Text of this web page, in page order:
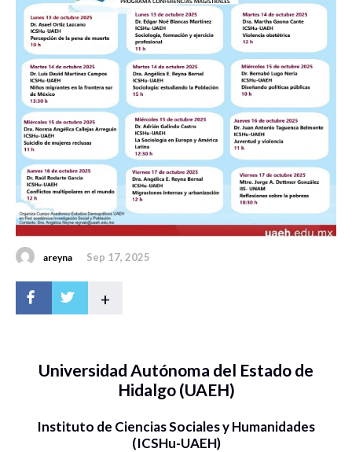
areyna Sep 17, 2025
+
Universidad Autónoma del Estado de
Hidalgo (UAEH)
Instituto de Ciencias Sociales y Humanidades
(ICSHu-UAEH)